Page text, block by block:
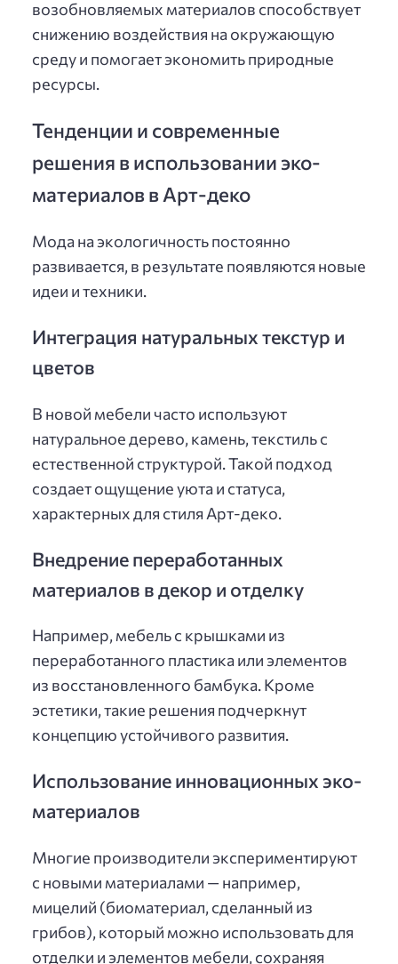
возобновляемых материалов способствует
снижению воздействия на окружающую
среду и помогает экономить природные
ресурсы.
Тенденции и современные
решения в использовании эко-
материалов в Арт-деко
Мода на экологичность постоянно
развивается, в результате появляются новые
идеи и техники.
Интеграция натуральных текстур и
цветов
В новой мебели часто используют
натуральное дерево, камень, текстиль с
естественной структурой. Такой подход
создает ощущение уюта и статуса,
характерных для стиля Арт-деко.
Внедрение переработанных
материалов в декор и отделку
Например, мебель с крышками из
переработанного пластика или элементов
из восстановленного бамбука. Кроме
эстетики, такие решения подчеркнут
концепцию устойчивого развития.
Использование инновационных эко-
материалов
Многие производители экспериментируют
с новыми материалами — например,
мицелий (биоматериал, сделанный из
грибов), который можно использовать для
отделки и элементов мебели, сохраняя